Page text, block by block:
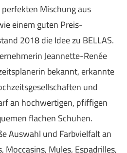
Mischung aus
einem guten Preis-
2018 die Idee zu BELLAS.
Jeannette-Renée
bekannt, erkannte
und
an hochwertigen, pfiffigen
flachen Schuhen.
Auswahl und Farbvielfalt an
Moccasins, Mules, Espadrilles,